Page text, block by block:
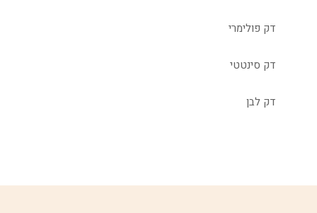
דק פולימרי
דק סינטטי
דק לבן